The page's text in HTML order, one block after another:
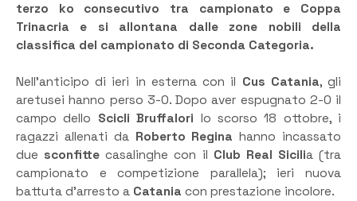
terzo ko consecutivo tra campionato e Coppa
Trinacria e si allontana dalle zone nobili della
classifica del campionato di Seconda Categoria.
Nell’anticipo di ieri in esterna con il Cus Catania, gli
aretusei hanno perso 3-0. Dopo aver espugnato 2-0 il
campo dello Scicli Bruffalori lo scorso 18 ottobre, i
ragazzi allenati da Roberto Reginahanno incassato
due sconfitte casalinghe con il Club Real Sicilia (tra
campionato e competizione parallela); ieri nuova
battuta d’arresto a Catania con prestazione incolore.